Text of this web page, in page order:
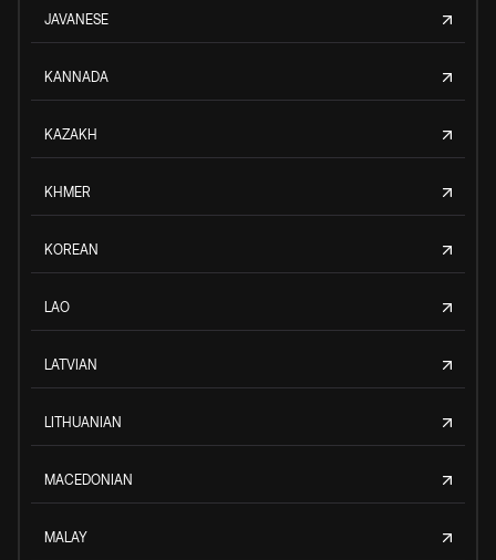
JAVANESE
KANNADA
KAZAKH
KHMER
KOREAN
LAO
LATVIAN
LITHUANIAN
MACEDONIAN
MALAY